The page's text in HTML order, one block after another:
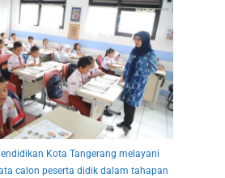
Kota Tangerang melayani
calon peserta didik dalam tahapan